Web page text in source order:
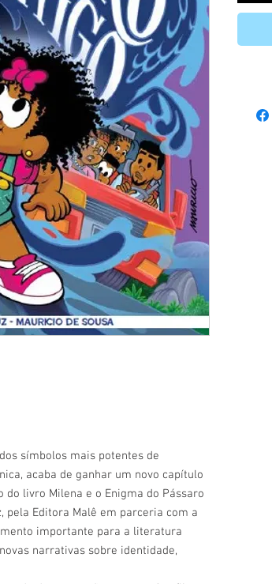
símbolos mais potentes de
acaba de ganhar um novo capítulo
livro Milena e o Enigma do Pássaro
pela Editora Malê em parceria com a
importante para a literatura
narrativas sobre identidade,